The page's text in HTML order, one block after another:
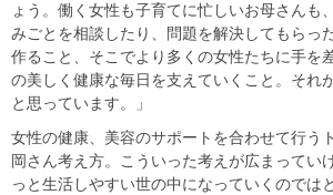
ょう。働く女性も子育てに忙しいお母さんも
みごとを相談したり、問題を解決してもらっ
作ること、そこでより多くの女性たちに手を
の美しく健康な毎日を支えていくこと。それ
と思っています。」
女性の健康、美容のサポートを合わせて行う
岡さん考え方。こういった考えが広まってい
っと生活しやすい世の中になっていくのでは